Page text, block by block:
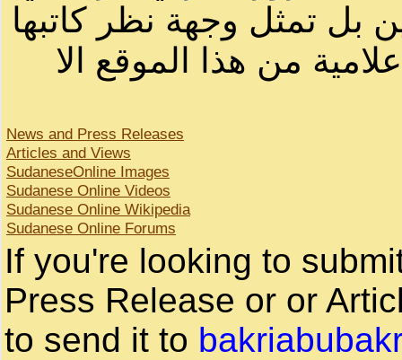
بل تمثل وجهة نظر كاتبها
من هذا الموقع الا
News and Press Releases
Articles and Views
SudaneseOnline Images
Sudanese Online Videos
Sudanese Online Wikipedia
Sudanese Online Forums
If you're looking to
Press Release or or
to send it to